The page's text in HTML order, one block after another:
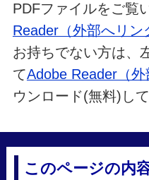
PDFファイルをご覧
Reader（外部へリン
お持ちでない方は、
てAdobe Reader（外
ウンロード(無料)して
このページの内